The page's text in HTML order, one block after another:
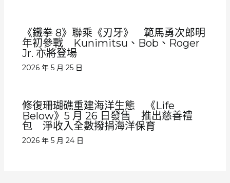
《鐵拳 8》聯乘《刃牙》 範馬勇次郎明
年初參戰 Kunimitsu、Bob、Roger
Jr. 亦將登場
2026 年 5 月 25 日
修復珊瑚礁重建海洋生態 《Life
Below》5 月 26 日發售 推出慈善禮
包 淨收入全數撥捐海洋保育
2026 年 5 月 24 日